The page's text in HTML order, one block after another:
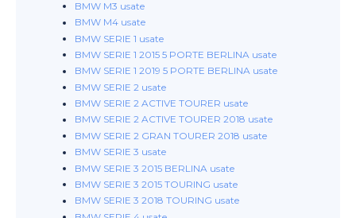
BMW M3 usate
BMW M4 usate
BMW SERIE 1 usate
BMW SERIE 1 2015 5 PORTE BERLINA usate
BMW SERIE 1 2019 5 PORTE BERLINA usate
BMW SERIE 2 usate
BMW SERIE 2 ACTIVE TOURER usate
BMW SERIE 2 ACTIVE TOURER 2018 usate
BMW SERIE 2 GRAN TOURER 2018 usate
BMW SERIE 3 usate
BMW SERIE 3 2015 BERLINA usate
BMW SERIE 3 2015 TOURING usate
BMW SERIE 3 2018 TOURING usate